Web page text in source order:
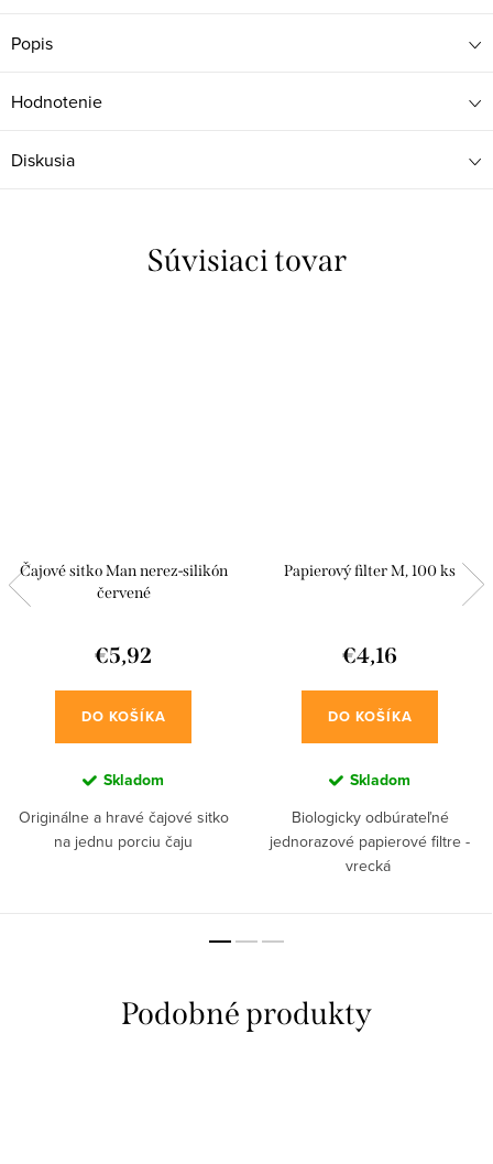
Popis
Hodnotenie
Diskusia
Súvisiaci tovar
Čajové sitko Man nerez-silikón
červené
€5,92
DO KOŠÍKA
Skladom
Originálne a hravé čajové sitko
na jednu porciu čaju
Papierový filter M, 100 ks
€4,16
DO KOŠÍKA
Skladom
Biologicky odbúrateľné
jednorazové papierové filtre -
vrecká